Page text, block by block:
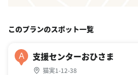
このプランのスポット一覧
A 支援センターおひさま
猫実1-12-38